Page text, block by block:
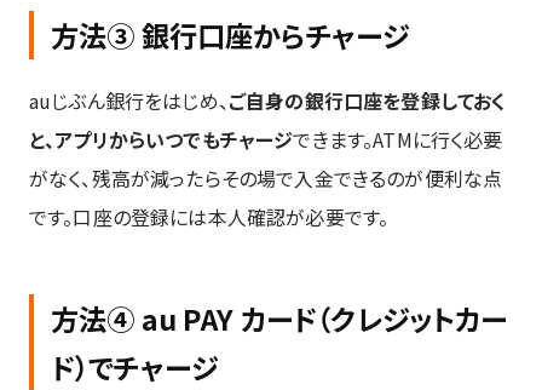
方法③ 銀行口座からチャージ
auじぶん銀行をはじめ、ご自身の銀行口座を登録しておく
と、アプリからいつでもチャージできます。ATMに行く必要
がなく、残高が減ったらその場で入金できるのが便利な点
です。口座の登録には本人確認が必要です。
方法④ au PAY カード（クレジットカー
ド）でチャージ